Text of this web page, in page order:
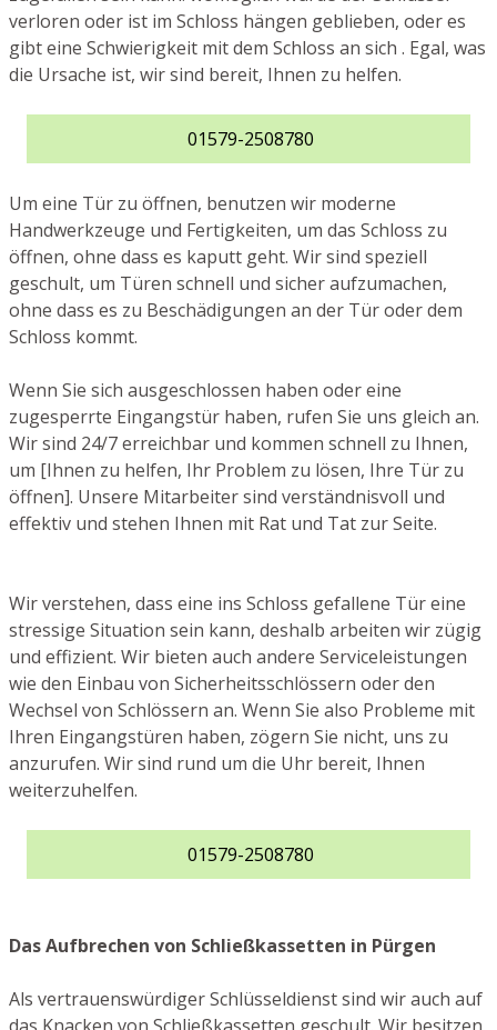
verloren oder ist im Schloss hängen geblieben, oder es
gibt eine Schwierigkeit mit dem Schloss an sich . Egal, was
die Ursache ist, wir sind bereit, Ihnen zu helfen.
01579-2508780
Um eine Tür zu öffnen, benutzen wir moderne
Handwerkzeuge und Fertigkeiten, um das Schloss zu
öffnen, ohne dass es kaputt geht. Wir sind speziell
geschult, um Türen schnell und sicher aufzumachen,
ohne dass es zu Beschädigungen an der Tür oder dem
Schloss kommt.
Wenn Sie sich ausgeschlossen haben oder eine
zugesperrte Eingangstür haben, rufen Sie uns gleich an.
Wir sind 24/7 erreichbar und kommen schnell zu Ihnen,
um [Ihnen zu helfen, Ihr Problem zu lösen, Ihre Tür zu
öffnen]. Unsere Mitarbeiter sind verständnisvoll und
effektiv und stehen Ihnen mit Rat und Tat zur Seite.
Wir verstehen, dass eine ins Schloss gefallene Tür eine
stressige Situation sein kann, deshalb arbeiten wir zügig
und effizient. Wir bieten auch andere Serviceleistungen
wie den Einbau von Sicherheitsschlössern oder den
Wechsel von Schlössern an. Wenn Sie also Probleme mit
Ihren Eingangstüren haben, zögern Sie nicht, uns zu
anzurufen. Wir sind rund um die Uhr bereit, Ihnen
weiterzuhelfen.
01579-2508780
Das Aufbrechen von Schließkassetten in Pürgen
Als vertrauenswürdiger Schlüsseldienst sind wir auch auf